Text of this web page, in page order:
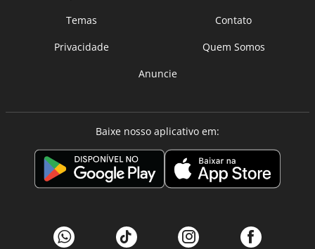
Temas
Contato
Privacidade
Quem Somos
Anuncie
Baixe nosso aplicativo em: